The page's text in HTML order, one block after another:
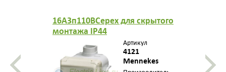
16A3п110BCepex для скрытого
монтажа IP44
Артикул
4121
Mennekes